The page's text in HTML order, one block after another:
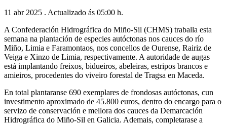
11 abr 2025 . Actualizado ás 05:00 h.
A Confederación Hidrográfica do Miño-Sil (CHMS) traballa esta
semana na plantación de especies autóctonas nos cauces do río
Miño, Limia e Faramontaos, nos concellos de Ourense, Rairiz de
Veiga e Xinzo de Limia, respectivamente. A autoridade de augas
está implantando freixos, bidueiros, abeleiras, estripos brancos e
amieiros, procedentes do viveiro forestal de Tragsa en Maceda.
En total plantaranse 690 exemplares de frondosas autóctonas, cun
investimento aproximado de 45.800 euros, dentro do encargo para o
servizo de conservación e mellora dos cauces da Demarcación
Hidrográfica do Miño-Sil en Galicia. Ademais, completarase a